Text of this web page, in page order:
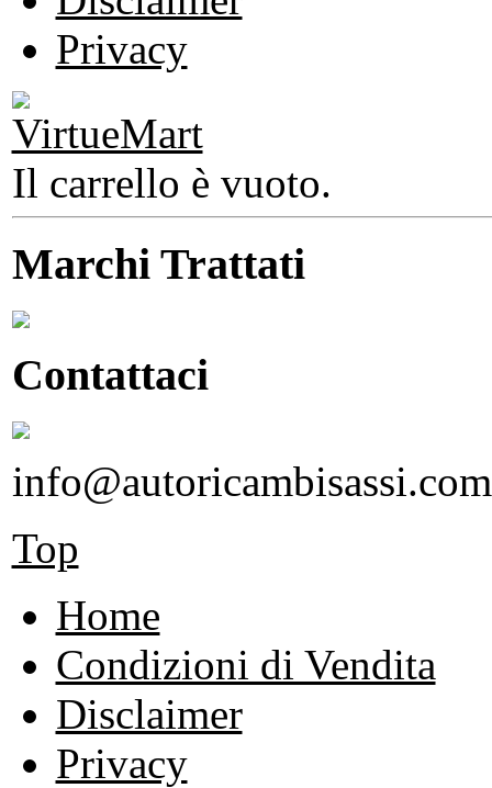
Privacy
Il carrello è vuoto.
Marchi Trattati
Contattaci
info@autoricambisassi.com
Top
Home
Condizioni di Vendita
Disclaimer
Privacy